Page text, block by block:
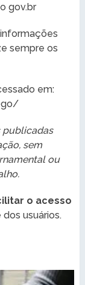
gov.br
sempre os
em:
publicadas
sem
ou
o acesso
usuários.